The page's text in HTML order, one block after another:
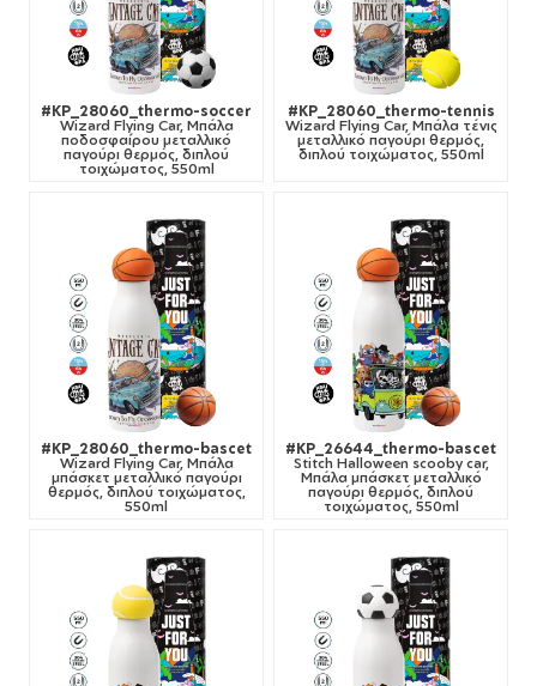
#KP_28060_thermo-soccer
Wizard Flying Car, Μπάλα
ποδοσφαίρου μεταλλικό
παγούρι θερμός, διπλού
τοιχώματος, 550ml
#KP_28060_thermo-tennis
Wizard Flying Car, Μπάλα τένις
μεταλλικό παγούρι θερμός,
διπλού τοιχώματος, 550ml
#KP_28060_thermo-bascet
Wizard Flying Car, Μπάλα
μπάσκετ μεταλλικό παγούρι
θερμός, διπλού τοιχώματος,
550ml
#KP_26644_thermo-bascet
Stitch Halloween scooby car,
Μπάλα μπάσκετ μεταλλικό
παγούρι θερμός, διπλού
τοιχώματος, 550ml